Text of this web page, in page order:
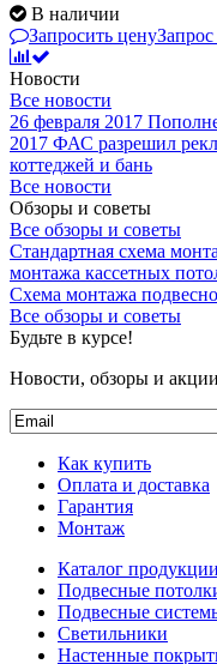
В наличии
Запросить цену
Новости
Все новости
26 февраля 2017
2017 ФАС разрешил
коттеджей и бань
Все новости
Обзоры и советы
Все обзоры и советы
Стандартная схема
монтажа кассетных
Схема монтажа
Все обзоры и советы
Будьте в курсе!
Новости, обзоры и акции
Как купить
Оплата и доставка
Гарантия
Монтаж
Каталог продукции
Подвесные
Подвесные
Светильники
Настенные